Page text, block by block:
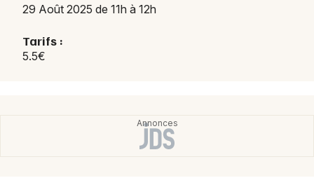
Newsletter des sorties
Artistes en tournée
29 Août 2025 de 11h à 12h
Tarifs :
5.5€